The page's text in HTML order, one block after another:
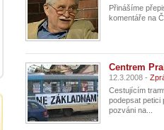
Přinášíme
komentáře na
Centrem
12.3.2008 -
Cestujícím
podepsat petici
pozváni na...